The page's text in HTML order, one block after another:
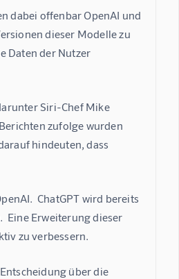
dabei offenbar OpenAI und
dieser Modelle zu
Daten der Nutzer
Siri-Chef Mike
zufolge wurden
hindeuten, dass
ChatGPT wird bereits
Eine Erweiterung dieser
zu verbessern.
über die